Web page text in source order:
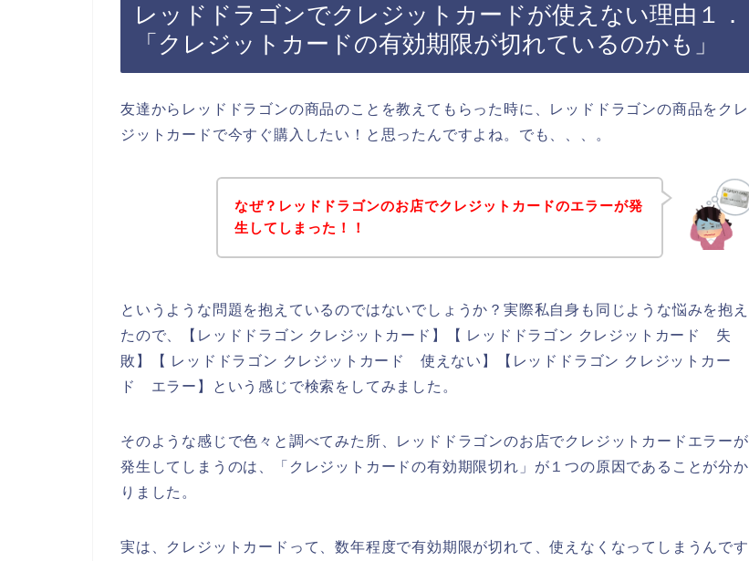
レッドドラゴンでクレジットカードが使えない理由１．
「クレジットカードの有効期限が切れているのかも」
友達からレッドドラゴンの商品のことを教えてもらった時に、レッドドラゴンの商品をクレ
ジットカードで今すぐ購入したい！と思ったんですよね。でも、、、。
なぜ？レッドドラゴンのお店でクレジットカードのエラーが発
生してしまった！！
というような問題を抱えているのではないでしょうか？実際私自身も同じような悩みを抱え
たので、【レッドドラゴン クレジットカード】【 レッドドラゴン クレジットカード 失
敗】【 レッドドラゴン クレジットカード 使えない】【レッドドラゴン クレジットカー
ド エラー】という感じで検索をしてみました。
そのような感じで色々と調べてみた所、レッドドラゴンのお店でクレジットカードエラーが
発生してしまうのは、「クレジットカードの有効期限切れ」が１つの原因であることが分か
りました。
実は、クレジットカードって、数年程度で有効期限が切れて、使えなくなってしまうんです